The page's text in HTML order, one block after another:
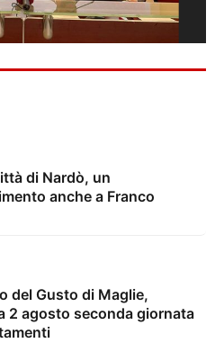
di Nardò, un
anche a Franco
del Gusto di Maglie,
2 agosto seconda giornata